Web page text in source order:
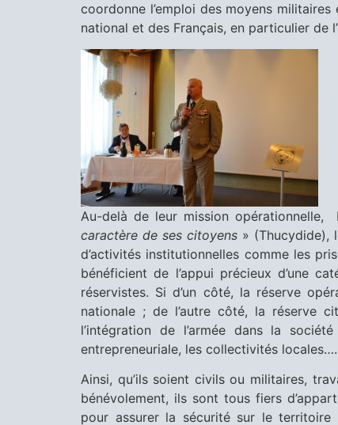
coordonne l’emploi des moyens
national et des Français, en particulier de
Au-delà de leur mission opérationnelle,
caractère de ses citoyens» (Thucydide),
d’activités institutionnelles comme les
bénéficient de l’appui précieux d’une
réservistes. Si d’un côté, la réserve
nationale ; de l’autre côté, la réserve
l’intégration de l’armée dans la
entrepreneuriale, les collectivités locales….
Ainsi, qu’ils soient civils ou militaires,
bénévolement, ils sont tous fiers
pour assurer la sécurité sur le territoire